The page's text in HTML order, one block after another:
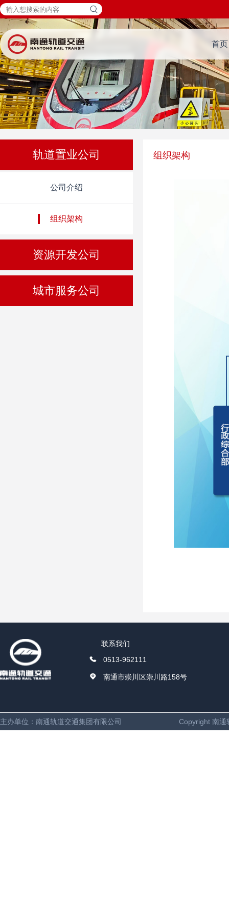
首页
轨道置业公司
公司介绍
组织架构
资源开发公司
城市服务公司
组织架构
联系我们
0513-962111
南通市崇川区崇川路158号
主办单位：南通轨道交通集团有限公司 Copyright 南通